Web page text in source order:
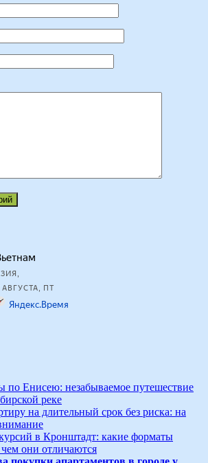
по Енисею: незабываемое путешествие
реке
на длительный срок без риска: на
в Кронштадт: какие форматы
они отличаются